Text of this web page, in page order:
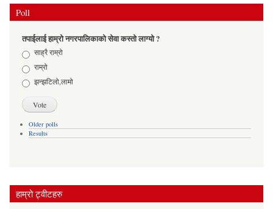
Poll
तपाईलाई हाम्रो नगरपालिकाको सेवा कस्तो लाग्यो ?
Choicesसाह्रै राम्रो
राम्रो
झन्झटिलो,लामो
Older polls
Results
हाम्रो ट्वीटहरु